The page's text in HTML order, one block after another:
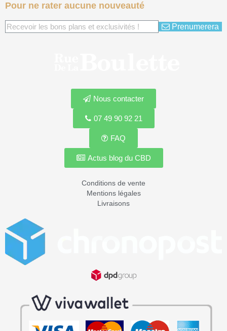
Pour ne rater aucune nouveauté
Prenumerera
Nous contacter
07 49 90 92 21
FAQ
Actus blog du CBD
Conditions de vente
Mentions légales
Livraisons